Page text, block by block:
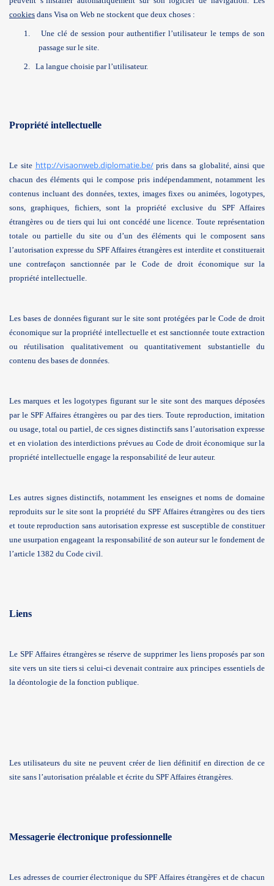
cookies dans Visa on Web ne stockent que deux choses :
1.
Une clé de session pour authentifier l’utilisateur le temps de son
passage sur le site.
2. La langue choisie par l’utilisateur.
Propriété intellectuelle
Le site http://visaonweb.diplomatie.be/pris dans sa globalité, ainsi que
chacun des éléments qui le compose pris indépendamment, notamment les
contenus incluant des données, textes, images fixes ou animées, logotypes,
sons, graphiques, fichiers, sont la propriété exclusive du SPF Affaires
étrangères ou de tiers qui lui ont concédé une licence. Toute représentation
totale ou partielle du site ou d’un des éléments qui le composent sans
l’autorisation expresse du SPF Affaires étrangères est interdite et constituerait
une contrefaçon sanctionnée par le Code de droit économique sur la
propriété intellectuelle.
Les bases de données figurant sur le site sont protégées par le Code de droit
économique sur la propriété intellectuelle et est sanctionnée toute extraction
ou réutilisation qualitativement ou quantitativement substantielle du
contenu des bases de données.
Les marques et les logotypes figurant sur le site sont des marques déposées
par le SPF Affaires étrangères ou par des tiers. Toute reproduction, imitation
ou usage, total ou partiel, de ces signes distinctifs sans l’autorisation expresse
et en violation des interdictions prévues au Code de droit économique sur la
propriété intellectuelle engage la responsabilité de leur auteur.
Les autres signes distinctifs, notamment les enseignes et noms de domaine
reproduits sur le site sont la propriété du SPF Affaires étrangères ou des tiers
et toute reproduction sans autorisation expresse est susceptible de constituer
une usurpation engageant la responsabilité de son auteur sur le fondement de
l’article 1382 du Code civil.
Liens
Le SPF Affaires étrangères se réserve de supprimer les liens proposés par son
site vers un site tiers si celui-ci devenait contraire aux principes essentiels de
la déontologie de la fonction publique.
Les utilisateurs du site ne peuvent créer de lien définitif en direction de ce
site sans l’autorisation préalable et écrite du SPF Affaires étrangères.
Messagerie électronique professionnelle
Les adresses de courrier électronique du SPF Affaires étrangères et de chacun